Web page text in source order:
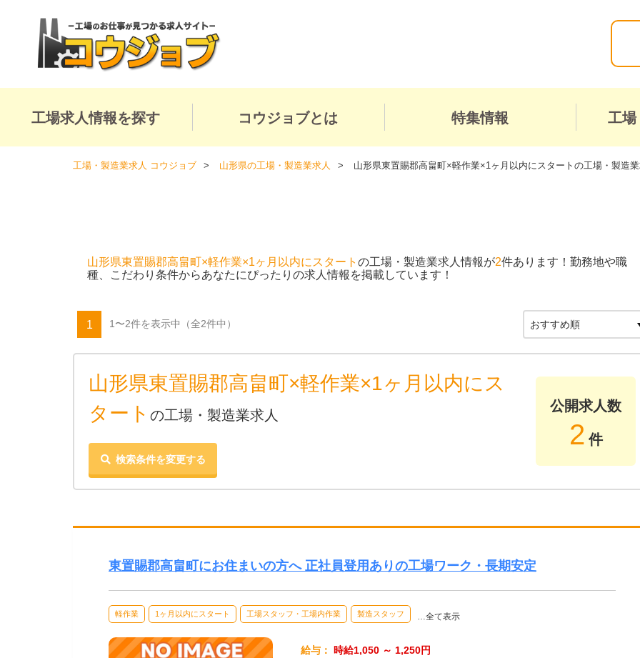
工場求人情報を探す コウジョブとは 特集情報 工場
工場・製造業求人 コウジョブ 山形県の工場・製造業求人 山形県東置賜郡高畠町×軽作業×1ヶ月以内にスタートの工場・製造
山形県東置賜郡高畠町×軽作業×1ヶ月以内にスタート の工場・製造業求人情報が2件あります！勤務地や職
種、こだわり条件からあなたにぴったりの求人情報を掲載しています！
1 1〜2件を表示中 （全2件中）
山形県東置賜郡高畠町×軽作業×1ヶ月以内にス
タート の工場・製造業求人
検索条件を変更する
公開求人数
2 件
東置賜郡高畠町にお住まいの方へ 正社員登用ありの工場ワーク・長期安定
軽作業 1ヶ月以内にスタート 工場スタッフ・工場内作業 製造スタッフ …全て表示
給与： 時給1,050 ～ 1,250円